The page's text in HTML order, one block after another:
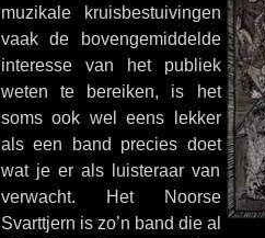
muzikale kruisbestuivingen
vaak de bovengemiddelde
interesse van het publiek
weten te bereiken, is het
soms ook wel eens lekker
als een band precies doet
wat je er als luisteraar van
verwacht. Het Noorse
Svarttjern is zo’n band die al